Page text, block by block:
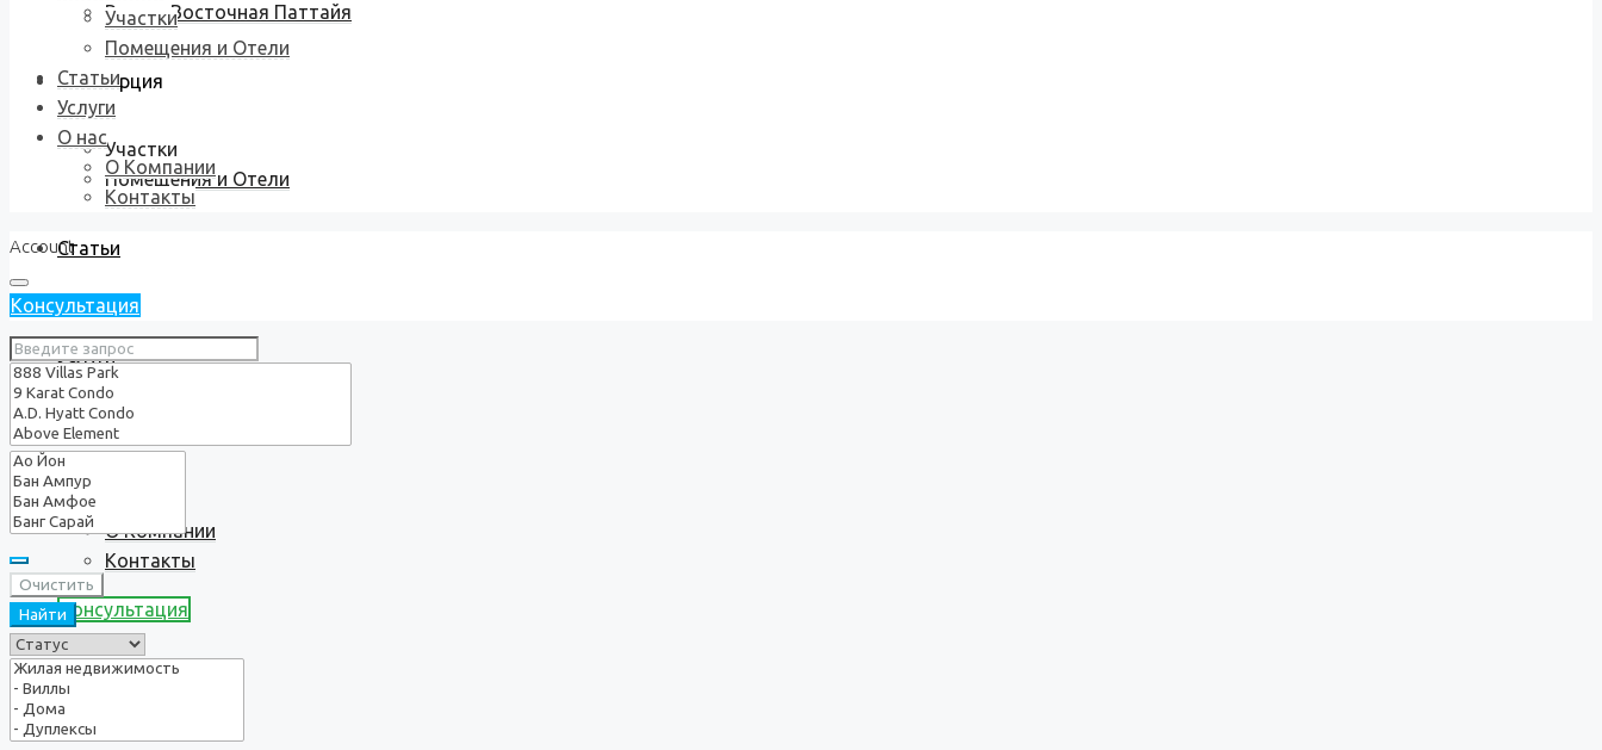
Виллы Восточная Паттайя
Коммерция
Участки
Помещения и Отели
Статьи
Услуги
О нас
О Компании
Контакты
Консультация
Участки
Помещения и Отели
Статьи
Услуги
О нас
О Компании
Контакты
Account
Консультация
Очистить
Найти